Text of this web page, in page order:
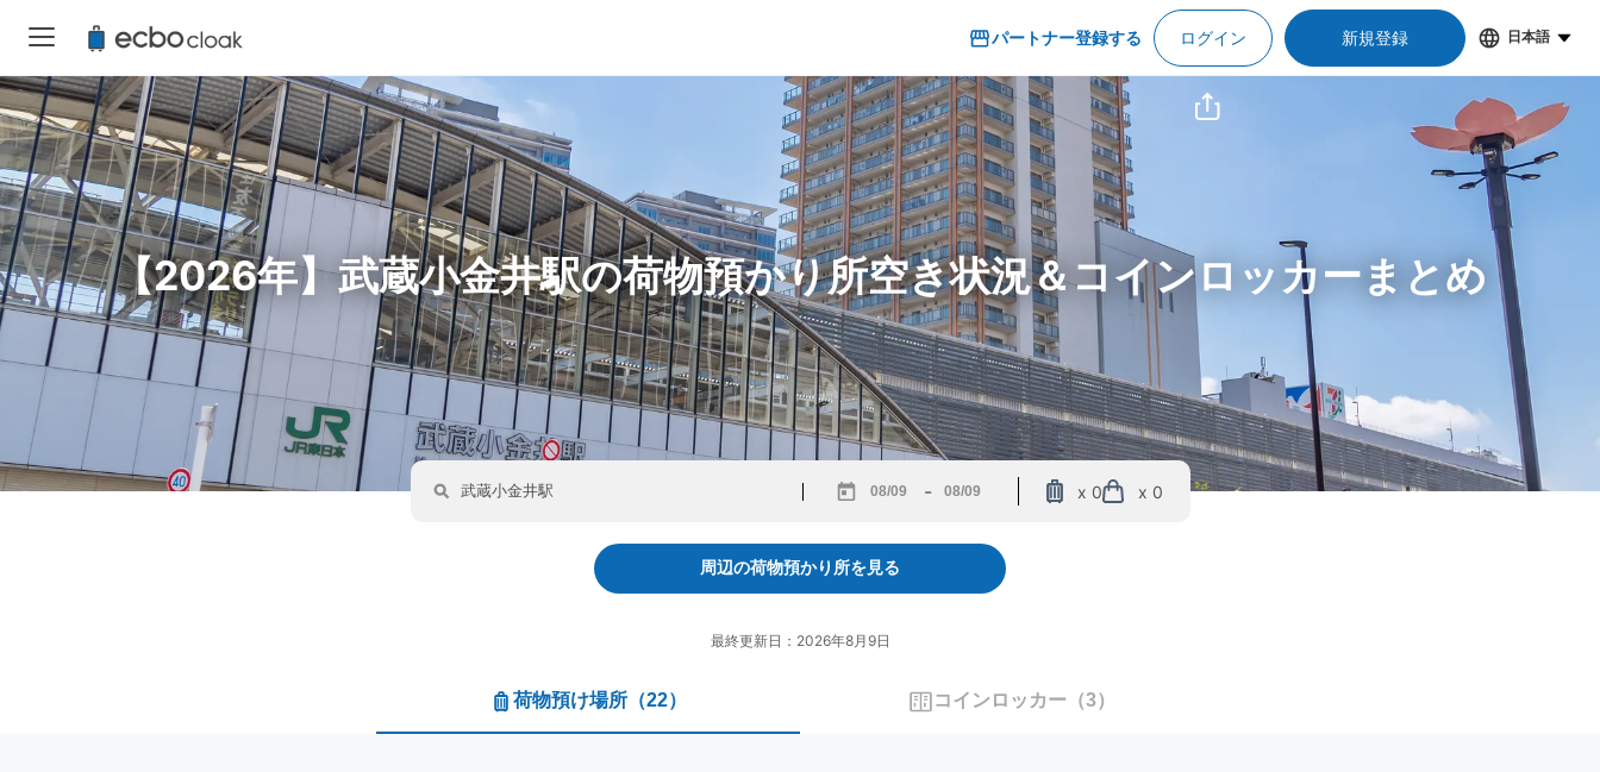
パートナー登録する ログイン 新規登録 日本語
【2026年】武蔵小金井駅の荷物預かり所空き状況＆コインロッカーまとめ
forward
to
interact
the
select
-
backward
interact
select
x 0 x 0
周辺の荷物預かり所を見る
最終更新日：2026年8月9日
荷物預け場所 （22） コインロッカー （3）